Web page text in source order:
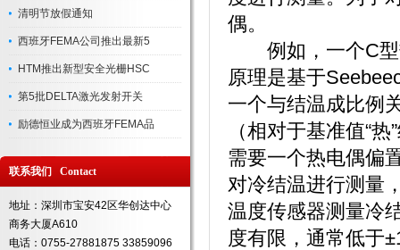
清明节放假通知
西班牙FEMA公司推出最新5
HTM推出新型安全光栅HSC
第5批DELTA激光发射开关
励德恒业成为西班牙FEMA品
联系我们 Contact
地址：深圳市宝安42区华创达中心
商务大厦A610
电话：0755-27881875 33859096
偶。
例如，一个C型
原理是基于
一个与结温成比例
（相对于基准值“
需要一个热电偶偏
对冷结温进行测量
温度传感器测量冷
度有限，通常低于